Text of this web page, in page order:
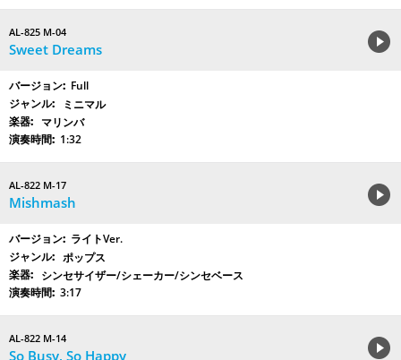
AL-825 M-04
Sweet Dreams
Full
ミニマル
マリンバ
1:32
AL-822 M-17
Mishmash
ライトVer.
ポップス
シンセサイザー/シェーカー/シンセベース
3:17
AL-822 M-14
So Busy, So Happy